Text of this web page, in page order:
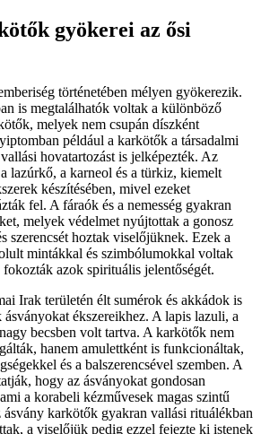
gyökerei az ősi
történetében mélyen gyökerezik.
is megtalálhatók voltak a különböző
melyek nem csupán díszként
például a karkötők a társadalmi
hovatartozást is jelképezték. Az
lazúrkő, a karneol és a türkiz, kiemelt
készítésében, mivel ezeket
fel. A fáraók és a nemesség gyakran
melyek védelmet nyújtottak a gonosz
szerencsét hoztak viselőjüknek. Ezek a
mintákkal és szimbólumokkal voltak
azok spirituális jelentőségét.
Irak területén élt sumérok és akkádok is
ásványokat ékszereikhez. A lapis lazuli, a
becsben volt tartva. A karkötők nem
hanem amulettként is funkcionáltak,
és a balszerencsével szemben. A
hogy az ásványokat gondosan
a korabeli kézművesek magas szintű
karkötők gyakran vallási rituálékban
a viselőjük pedig ezzel fejezte ki istenek